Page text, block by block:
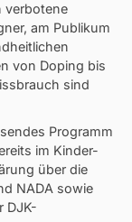
verbotene
am Publikum
von Doping bis
sind
Programm
im Kinder-
über die
NADA sowie
DJK-